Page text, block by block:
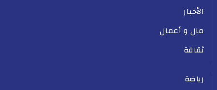
الأخبار
مال و أعمال
ثقافة
رياضة